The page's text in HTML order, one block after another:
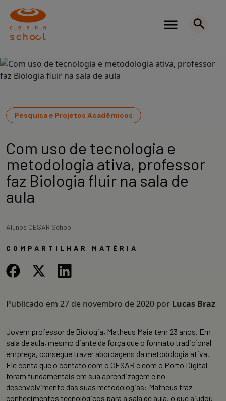
Pesquisa e Projetos Acadêmicos
Com uso de tecnologia e
metodologia ativa, professor
faz Biologia fluir na sala de
aula
Alunos CESAR School
COMPARTILHAR MATÉRIA
Publicado em 27 de novembro de 2020 por Lucas Braz
Jovem professor de Biologia, Matheus Maia tem 23 anos. Em
sala de aula, mesmo diante da força que o formato tradicional
emprega, consegue trazer abordagens da metodologia ativa.
Ele conta que o contato com o CESAR e com o Porto Digital
foram fundamentais em sua aprendizagem e no
desenvolvimento das suas metodologias: Matheus traz
conhecimentos tecnológicos para a sala de aula, o que ajudou